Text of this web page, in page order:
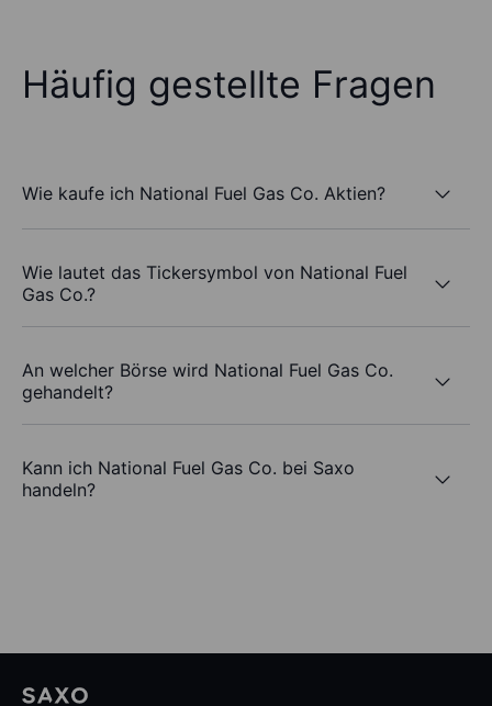
Häufig gestellte Fragen
Wie kaufe ich National Fuel Gas Co. Aktien?
Wie lautet das Tickersymbol von National Fuel
Gas Co.?
An welcher Börse wird National Fuel Gas Co.
gehandelt?
Kann ich National Fuel Gas Co. bei Saxo
handeln?